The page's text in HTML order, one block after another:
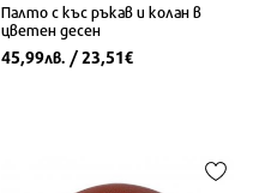
Палто с къс ръкав и колан в
цветен десен
45,99лв. / 23,51€